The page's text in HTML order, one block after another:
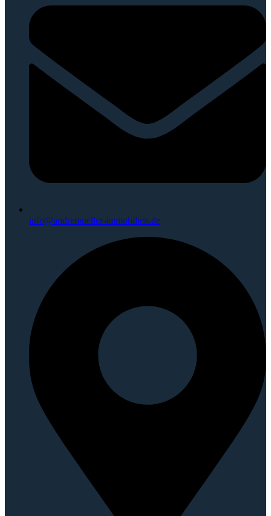
info@andremueller-immobilien.de